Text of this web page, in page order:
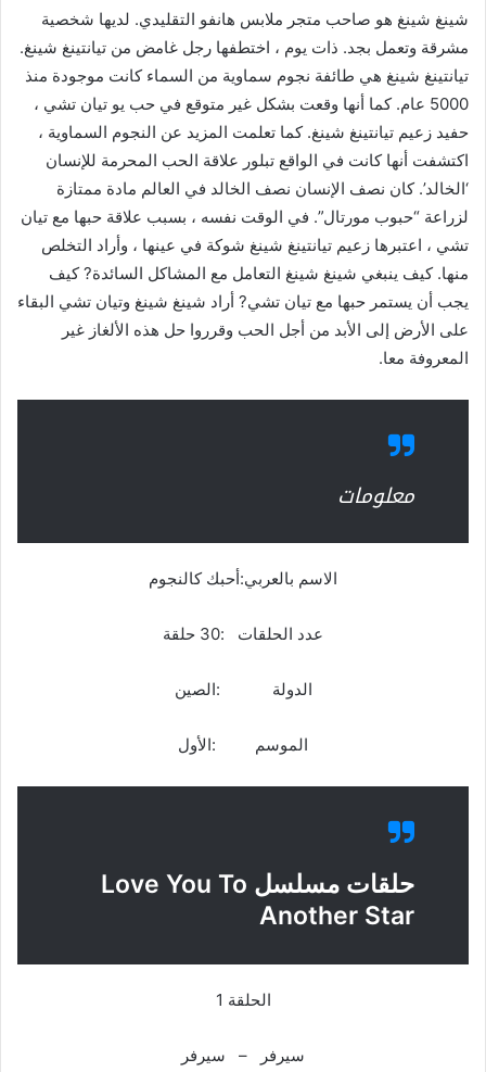
شينغ شينغ هو صاحب متجر ملابس هانفو التقليدي. لديها شخصية
مشرقة وتعمل بجد. ذات يوم ، اختطفها رجل غامض من تيانتينغ شينغ.
تيانتينغ شينغ هي طائفة نجوم سماوية من السماء كانت موجودة منذ
5000 عام. كما أنها وقعت بشكل غير متوقع في حب يو تيان تشي ،
حفيد زعيم تيانتينغ شينغ. كما تعلمت المزيد عن النجوم السماوية ،
اكتشفت أنها كانت في الواقع تبلور علاقة الحب المحرمة للإنسان
‘الخالد’. كان نصف الإنسان نصف الخالد في العالم مادة ممتازة
لزراعة “حبوب مورتال”. في الوقت نفسه ، بسبب علاقة حبها مع تيان
تشي ، اعتبرها زعيم تيانتينغ شينغ شوكة في عينها ، وأراد التخلص
منها. كيف ينبغي شينغ شينغ التعامل مع المشاكل السائدة? كيف
يجب أن يستمر حبها مع تيان تشي? أراد شينغ شينغ وتيان تشي البقاء
على الأرض إلى الأبد من أجل الحب وقرروا حل هذه الألغاز غير
المعروفة معا.
معلومات
الاسم بالعربي:أحبك كالنجوم
عدد الحلقات :30 حلقة
الدولة :الصين
الموسم :الأول
حلقات مسلسل Love You To
Another Star
الحلقة 1
سيرفر – سيرفر